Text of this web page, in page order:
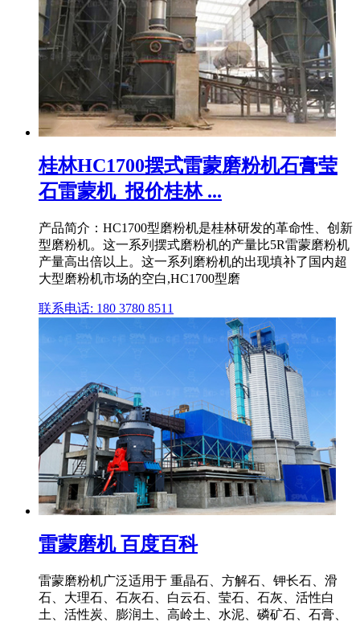
桂林HC1700摆式雷蒙磨粉机石膏莹
石雷蒙机_报价桂林 ...
产品简介：HC1700型磨粉机是桂林研发的革命性、创新
型磨粉机。这一系列摆式磨粉机的产量比5R雷蒙磨粉机
产量高出倍以上。这一系列磨粉机的出现填补了国内超
大型磨粉机市场的空白,HC1700型磨
联系电话: 180 3780 8511
雷蒙磨机 百度百科
雷蒙磨粉机广泛适用于 重晶石、方解石、钾长石、滑
石、大理石、石灰石、白云石、莹石、石灰、活性白
土、活性炭、膨润土、高岭土、水泥、磷矿石、石膏、